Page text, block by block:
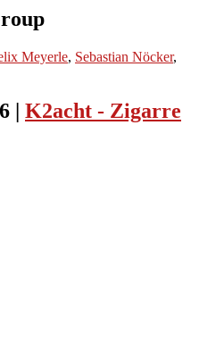
Meyerle, Sebastian Nöcker,
| K2acht - Zigarre